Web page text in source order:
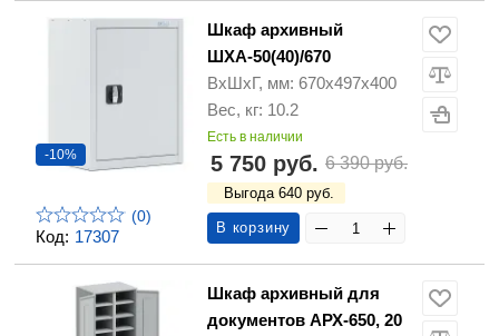
Код: 17307
-10%
(0)
Шкаф архивный
ШХА-50(40)/670
ВхШхГ, мм: 670х497х400
Вес, кг: 10.2
Есть в наличии
5 750 руб. 6 390 руб.
Выгода 640 руб.
В корзину
Шкаф архивный для
документов АРХ-650, 20